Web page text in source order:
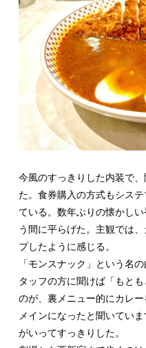
今風のすっきりした内装で
た。食券購入の方式もシス
ている。数年ぶりの懐かし
う間に平らげた。主観では
プしたように感じる。
「モンスナック」という名
タッフの方に聞けば「もと
のが、裏メニュー的にカレ
メインになったと聞いてい
がいってすっきりした。